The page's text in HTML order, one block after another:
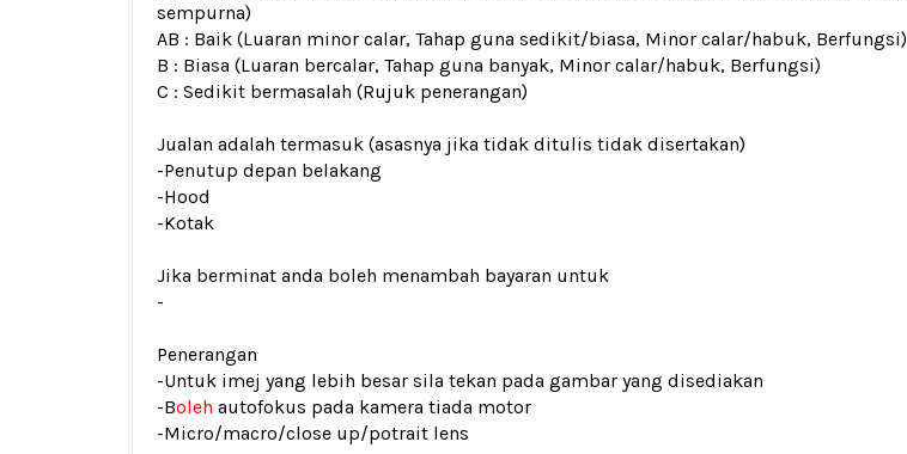
sempurna)
AB : Baik (Luaran minor calar, Tahap guna sedikit/biasa, Minor calar/habuk, Berfungsi)
B : Biasa (Luaran bercalar, Tahap guna banyak, Minor calar/habuk, Berfungsi)
C : Sedikit bermasalah (Rujuk penerangan)
Jualan adalah termasuk (asasnya jika tidak ditulis tidak disertakan)
-Penutup depan belakang
-Hood
-Kotak
Jika berminat anda boleh menambah bayaran untuk
-
Penerangan
-Untuk imej yang lebih besar sila tekan pada gambar yang disediakan
-Boleh autofokus pada kamera tiada motor
-Micro/macro/close up/potrait lens